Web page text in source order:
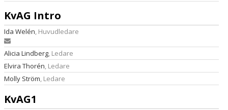
KvAG Intro
Ida Welén, Huvudledare
Alicia Lindberg, Ledare
Elvira Thorén, Ledare
Molly Ström, Ledare
KvAG1